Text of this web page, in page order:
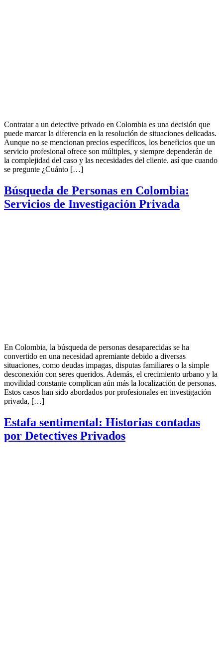
Contratar a un detective privado en Colombia es una decisión que
puede marcar la diferencia en la resolución de situaciones delicadas.
Aunque no se mencionan precios específicos, los beneficios que un
servicio profesional ofrece son múltiples, y siempre dependerán de
la complejidad del caso y las necesidades del cliente. así que cuando
se pregunte ¿Cuánto […]
Búsqueda de Personas en Colombia:
Servicios de Investigación Privada
En Colombia, la búsqueda de personas desaparecidas se ha
convertido en una necesidad apremiante debido a diversas
situaciones, como deudas impagas, disputas familiares o la simple
desconexión con seres queridos. Además, el crecimiento urbano y la
movilidad constante complican aún más la localización de personas.
Estos casos han sido abordados por profesionales en investigación
privada, […]
Estafa sentimental: Historias contadas
por Detectives Privados